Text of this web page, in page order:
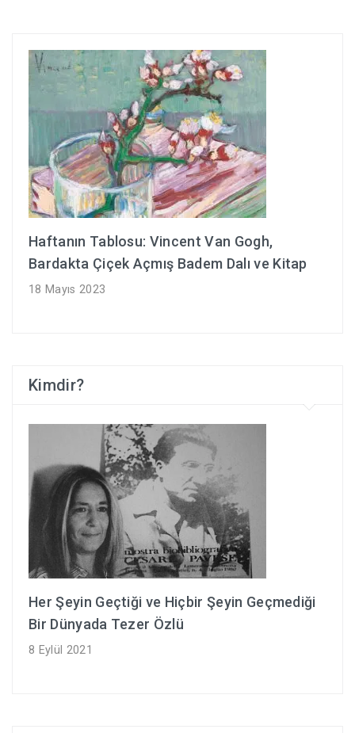
Haftanın Tablosu: Vincent Van Gogh,
Bardakta Çiçek Açmış Badem Dalı ve Kitap
18 Mayıs 2023
Kimdir?
Her Şeyin Geçtiği ve Hiçbir Şeyin Geçmediği
Bir Dünyada Tezer Özlü
8 Eylül 2021